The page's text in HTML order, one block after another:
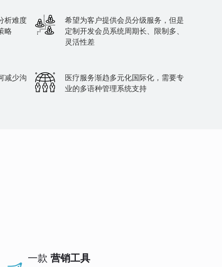
析难度
略
希望为客户提供会员分级服务，但是
定制开发会员系统周期长、限制多、
灵活性差
减少沟
医疗服务渐趋多元化国际化，需要专
业的多语种管理系统支持
一款 营销工具